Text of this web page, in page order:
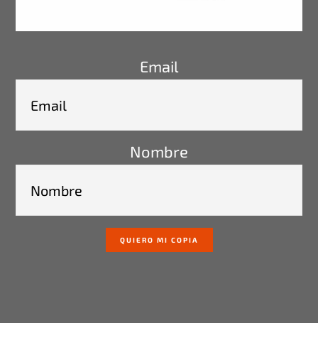
Email
Nombre
QUIERO MI COPIA